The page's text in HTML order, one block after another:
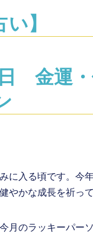
】
金運
に入る頃です。今
やかな成長を祈って
月のラッキーパー